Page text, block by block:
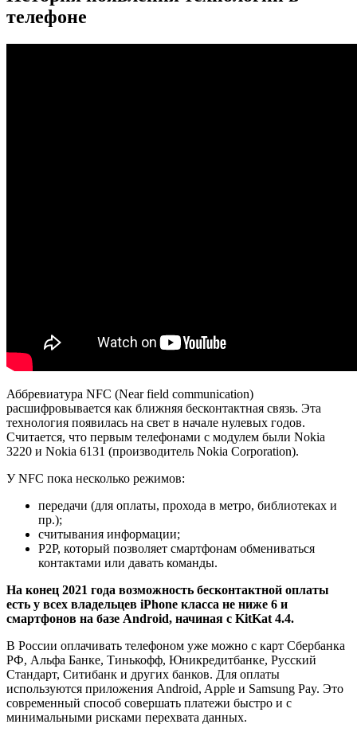
телефоне
Аббревиатура NFC (Near field communication)
расшифровывается как ближняя бесконтактная связь. Эта
технология появилась на свет в начале нулевых годов.
Считается, что первым телефонами с модулем были Nokia
3220 и Nokia 6131 (производитель Nokia Corporation).
У NFC пока несколько режимов:
передачи (для оплаты, прохода в метро, библиотеках и
пр.);
считывания информации;
P2P, который позволяет смартфонам обмениваться
контактами или давать команды.
На конец 2021 года возможность бесконтактной оплаты
есть у всех владельцев iPhone класса не ниже 6 и
смартфонов на базе Android, начиная с KitKat 4.4.
В России оплачивать телефоном уже можно с карт Сбербанка
РФ, Альфа Банке, Тинькофф, Юникредитбанке, Русский
Стандарт, Ситибанк и других банков. Для оплаты
используются приложения Android, Apple и Samsung Pay. Это
современный способ совершать платежи быстро и с
минимальными рисками перехвата данных.